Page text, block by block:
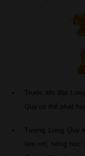
Trước khi đặt
Quy có thể phát
Tượng Long Quy
làm rơi, hỏng hóc